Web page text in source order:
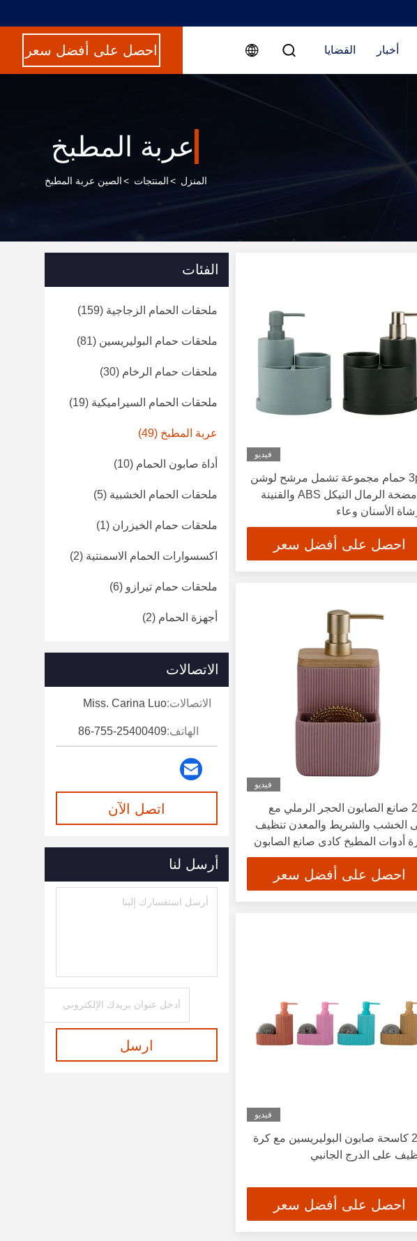
أخبار القضايا احصل على أفضل سعر
عربة المطبخ
المنزل >المنتجات >الصين عربة المطبخ
فيديو
3pcs حمام مجموعة تشمل مرشح لوشن
مع مضخة الرمال النيكل ABS والقنينة
الأسنان وعاء
احصل على أفضل سعر
فيديو
2N1 صانع الصابون الحجر الرملي مع
الخشب والشريط والمعدن تنظيف
أدوات المطبخ كادي صانع الصابون
احصل على أفضل سعر
فيديو
2N1 كاسحة صابون البوليريسين مع كرة
على الدرج الجانبي
احصل على أفضل سعر
الفئات
ملحقات الحمام الزجاجية (159)
ملحقات حمام البوليريسين (81)
ملحقات حمام الرخام (30)
ملحقات الحمام السيراميكية (19)
عربة المطبخ (49)
أداة صابون الحمام (10)
ملحقات الحمام الخشبية (5)
ملحقات حمام الخيزران (1)
اكسسوارات الحمام الاسمنتية (2)
ملحقات حمام تيرازو (6)
أجهزة الحمام (2)
الاتصالات
الاتصالات:Miss. Carina Luo
الهاتف:86-755-25400409
اتصل الآن
أرسل لنا
ارسل